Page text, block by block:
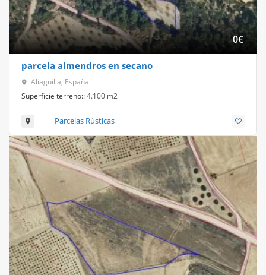
0€
parcela almendros en secano
Aliaguilla, España
Superficie terreno::4.100 m2
Parcelas Rústicas